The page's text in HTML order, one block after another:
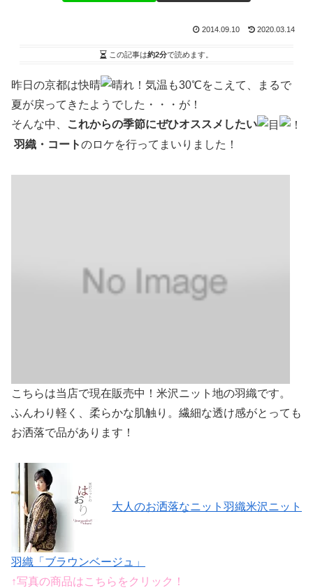
2014.09.10 2020.03.14
この記事は約2分で読めます。
昨日の京都は快晴
！気温も30℃をこえて、まるで
夏が戻ってきたようでした・・・が！
そんな中、
これからの季節にぜひオススメしたい
羽織・コートのロケを行ってまいりました！
こちらは当店で現在販売中！米沢ニット地の羽織です。
ふんわり軽く、柔らかな肌触り。繊細な透け感がとっても
お洒落で品があります！
大人のお洒落なニット羽織米沢ニット
羽織「ブラウンベージュ」
↑写真の商品はこちらをクリック！